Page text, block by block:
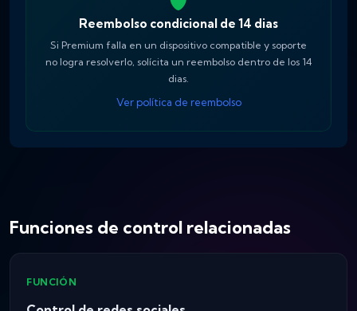
Reembolso condicional de 14 dias
Si Premium falla en un dispositivo compatible y soporte
no logra resolverlo, solícita un reembolso dentro de los 14
dias.
Ver política de reembolso
Funciones de control relacionadas
FUNCIÓN